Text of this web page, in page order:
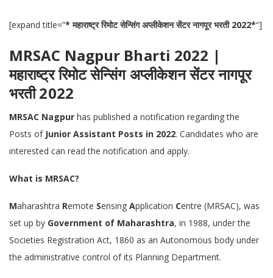
[expand title=”* महाराष्ट्र रिमोट सेन्सिंग अप्लीकेशन सेंटर नागपूर भरती 2022*“]
MRSAC Nagpur Bharti 2022 |
महाराष्ट्र रिमोट सेन्सिंग अप्लीकेशन सेंटर नागपूर
भरती 2022
MRSAC Nagpur has published a notification regarding the
Posts ofJunior Assistant Posts in 2022. Candidates who are
interested can read the notification and apply.
What is MRSAC?
Maharashtra Remote Sensing Application Centre (MRSAC), was
set up by Government of Maharashtra, in 1988, under the
Societies Registration Act, 1860 as an Autonomous body under
the administrative control of its Planning Department.